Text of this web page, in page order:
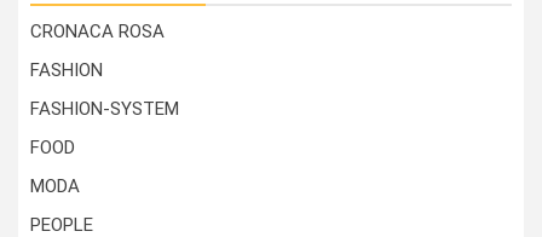
CRONACA ROSA
FASHION
FASHION-SYSTEM
FOOD
MODA
PEOPLE